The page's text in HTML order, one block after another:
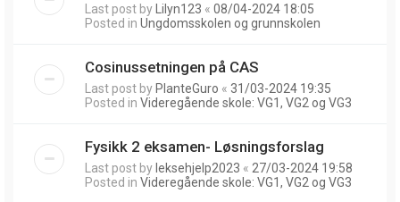
Last post by Lilyn123 « 08/04-2024 18:05
Posted in Ungdomsskolen og grunnskolen
Cosinussetningen på CAS
Last post by PlanteGuro « 31/03-2024 19:35
Posted in Videregående skole: VG1, VG2 og VG3
Fysikk 2 eksamen- Løsningsforslag
Last post by leksehjelp2023 « 27/03-2024 19:58
Posted in Videregående skole: VG1, VG2 og VG3